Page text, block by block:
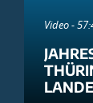
Video -